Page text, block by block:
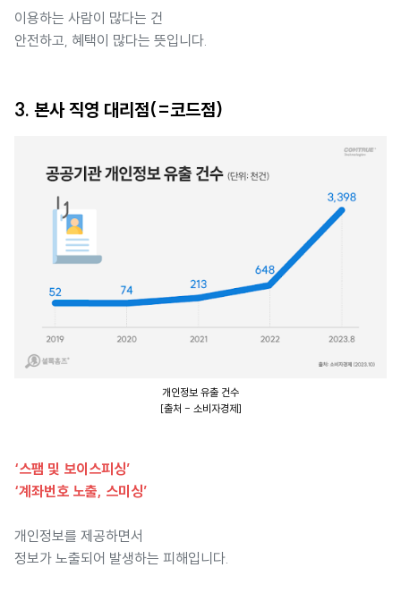
이용하는 사람이 많다는 건
안전하고, 혜택이 많다는 뜻입니다.
3. 본사 직영 대리점(=코드점)
개인정보 유출 건수
[출처 - 소비자경제]
‘스팸 및 보이스피싱’
‘계좌번호 노출, 스미싱’
개인정보를 제공하면서
정보가 노출되어 발생하는 피해입니다.